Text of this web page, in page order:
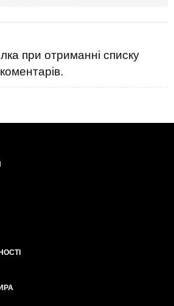
при отриманні списку
коментарів.